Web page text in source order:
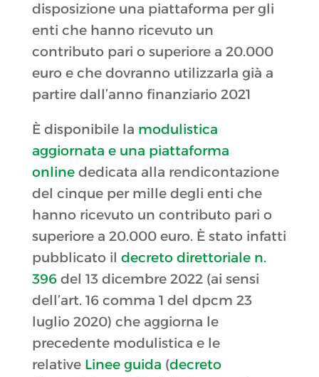
disposizione una piattaforma per gli
enti che hanno ricevuto un
contributo pari o superiore a 20.000
euro e che dovranno utilizzarla già a
partire dall’anno finanziario 2021
È disponibile la modulistica
aggiornata e una piattaforma
onlinededicata alla rendicontazione
del cinque per mille degli enti che
hanno ricevuto un contributo pari o
superiore a 20.000 euro. È stato infatti
pubblicato il decreto direttoriale n.
396del 13 dicembre 2022 (ai sensi
dell’art. 16 comma 1 del dpcm 23
luglio 2020) che aggiorna le
precedente modulistica e le
relative Linee guida (decreto